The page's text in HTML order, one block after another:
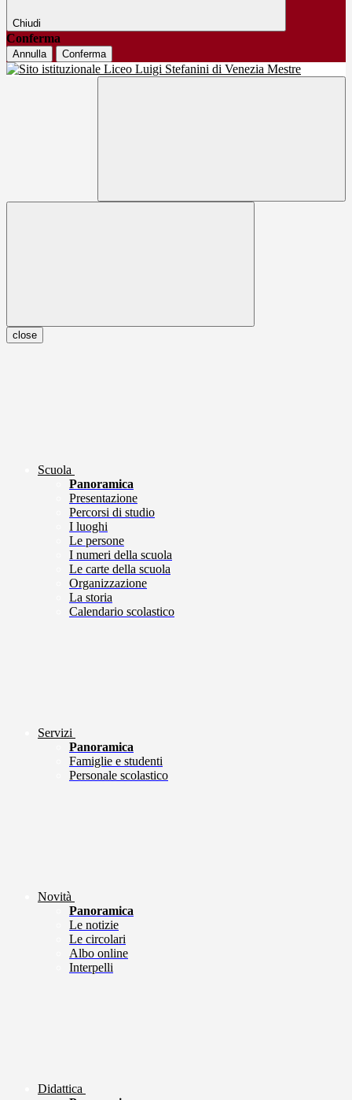
Chiudi
Conferma
Annulla Conferma
close
Scuola
Panoramica
Presentazione
Percorsi di studio
I luoghi
Le persone
I numeri della scuola
Le carte della scuola
Organizzazione
La storia
Calendario scolastico
Servizi
Panoramica
Famiglie e studenti
Personale scolastico
Novità
Panoramica
Le notizie
Le circolari
Albo online
Interpelli
Didattica